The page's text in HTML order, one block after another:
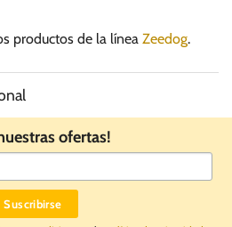
productos de la línea Zeedog.
ofertas!